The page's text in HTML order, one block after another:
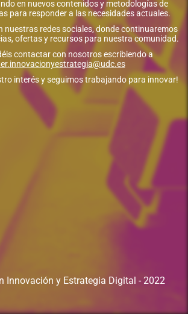
en nuevos contenidos y metodologías de
para responder a las necesidades actuales.
nuestras redes sociales, donde continuaremos
ofertas y recursos para nuestra comunidad.
contactar con nosotros escribiendo a
interés y seguimos trabajando para innovar!
Innovación y Estrategia Digital - 2022